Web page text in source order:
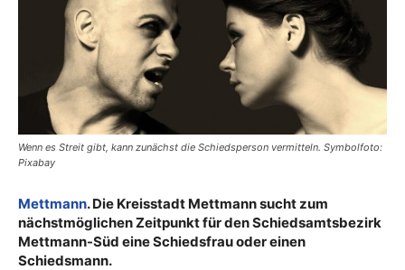
Wenn es Streit gibt, kann zunächst die Schiedsperson vermitteln. Symbolfoto:
Pixabay
Mettmann. Die Kreisstadt Mettmann sucht zum
nächstmöglichen Zeitpunkt für den Schiedsamtsbezirk
Mettmann-Süd eine Schiedsfrau oder einen
Schiedsmann.